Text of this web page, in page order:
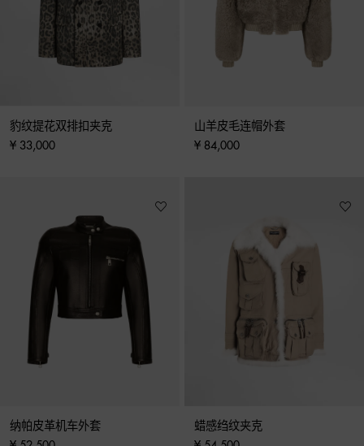
豹纹提花双排扣夹克
¥ 33,000
山羊皮毛连帽外套
¥ 84,000
纳帕皮革机车外套
蜡感绉纹夹克